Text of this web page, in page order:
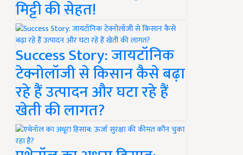
मिट्टी की सेहत!
Success Story: जायटॉनिक
टेक्नोलॉजी से किसान कैसे बढ़ा
रहे हैं उत्पादन और घटा रहे हैं
खेती की लागत?